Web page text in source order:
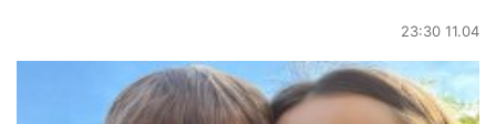
23:30 11.04